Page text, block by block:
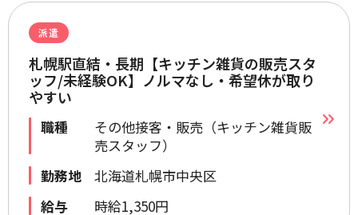
派遣
札幌駅直結・長期【キッチン雑貨の販売スタ
ッフ/未経験OK】ノルマなし・希望休が取り
やすい
職種
その他接客・販売（キッチン雑貨販
売スタッフ）
勤務地
北海道札幌市中央区
給与
時給1,350円